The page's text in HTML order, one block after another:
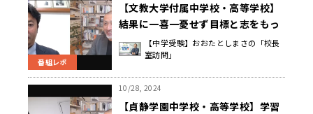
番組レポ
【文教大学付属中学校・高等学校】
結果に一喜一憂せず目標と志をもっ
て受験に臨む 神戸 航 校長先生
【中学受験】おおたとしまさの「校長
室訪問」
10/28, 2024
【貞静学園中学校・高等学校】学習